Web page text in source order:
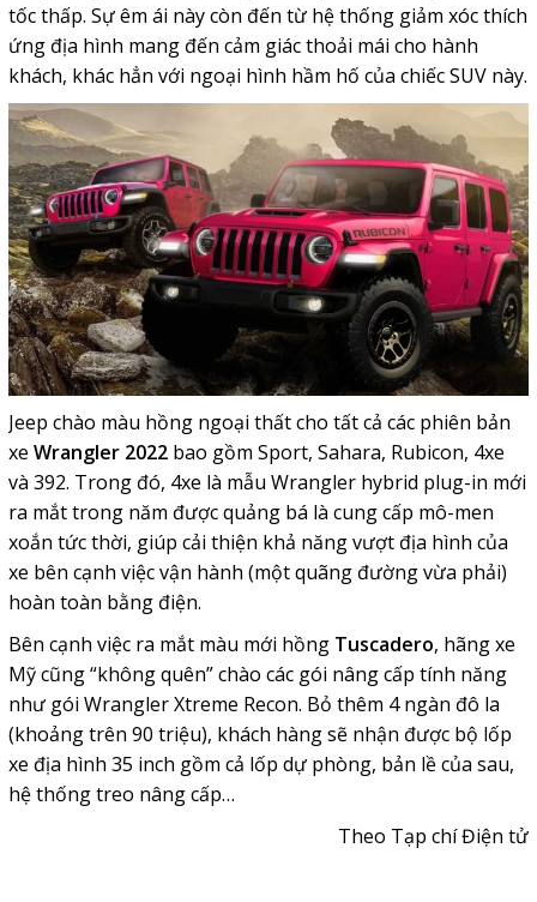
tốc thấp. Sự êm ái này còn đến từ hệ thống giảm xóc thích
ứng địa hình mang đến cảm giác thoải mái cho hành
khách, khác hẳn với ngoại hình hầm hố của chiếc SUV này.
Jeep chào màu hồng ngoại thất cho tất cả các phiên bản
xe Wrangler 2022bao gồm Sport, Sahara, Rubicon, 4xe
và 392. Trong đó, 4xe là mẫu Wrangler hybrid plug-in mới
ra mắt trong năm được quảng bá là cung cấp mô-men
xoắn tức thời, giúp cải thiện khả năng vượt địa hình của
xe bên cạnh việc vận hành (một quãng đường vừa phải)
hoàn toàn bằng điện.
Bên cạnh việc ra mắt màu mới hồng Tuscadero, hãng xe
Mỹ cũng “không quên” chào các gói nâng cấp tính năng
như gói Wrangler Xtreme Recon. Bỏ thêm 4 ngàn đô la
(khoảng trên 90 triệu), khách hàng sẽ nhận được bộ lốp
xe địa hình 35 inch gồm cả lốp dự phòng, bản lề của sau,
hệ thống treo nâng cấp…
Theo Tạp chí Điện tử